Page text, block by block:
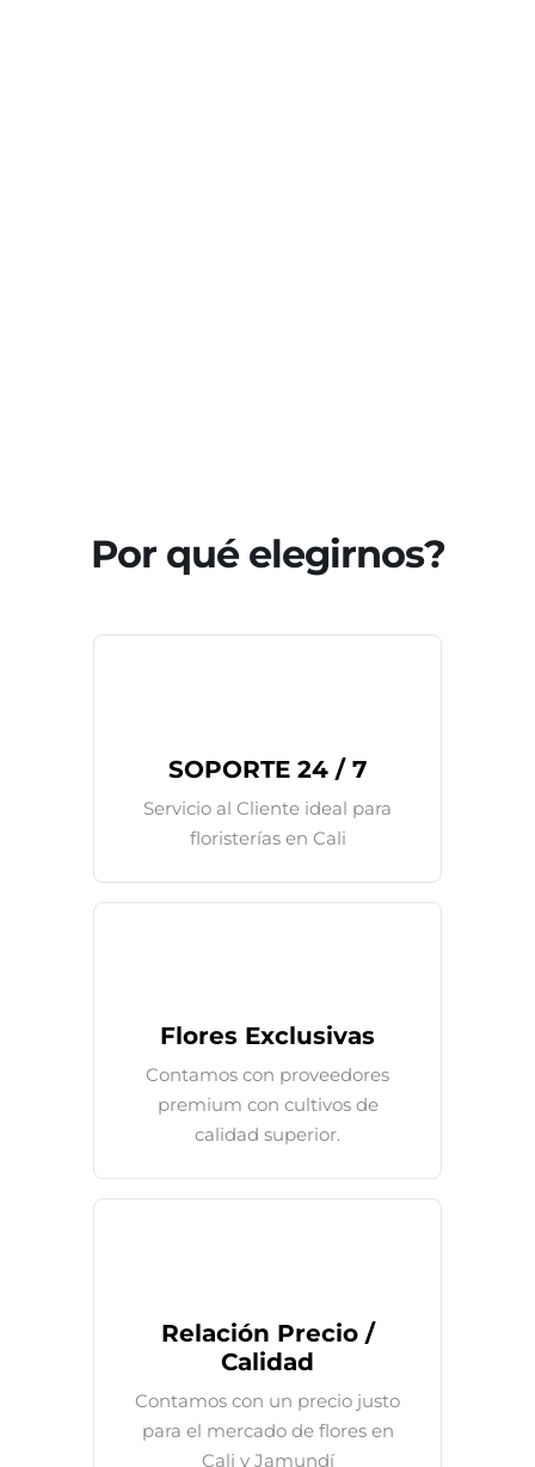
Por qué elegirnos?
SOPORTE 24 / 7
Servicio al Cliente ideal para
floristerías en Cali
Flores Exclusivas
Contamos con proveedores
premium con cultivos de
calidad superior.
Relación Precio /
Calidad
Contamos con un precio justo
para el mercado de flores en
Cali y Jamundí